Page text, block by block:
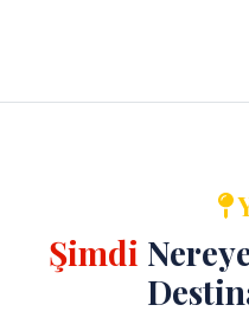
Şimdi